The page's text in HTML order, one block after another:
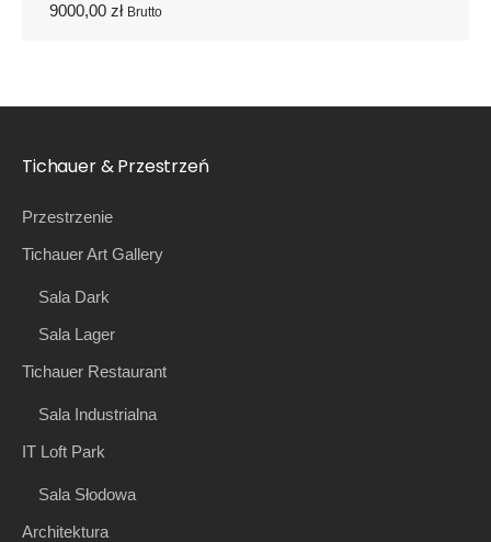
9000,00 zł Brutto
Tichauer & Przestrzeń
Przestrzenie
Tichauer Art Gallery
Sala Dark
Sala Lager
Tichauer Restaurant
Sala Industrialna
IT Loft Park
Sala Słodowa
Architektura